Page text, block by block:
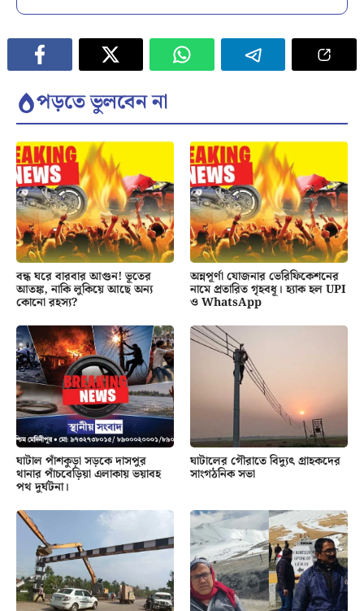
পড়তে ভুলবেন না
বন্ধ ঘরে বারবার আগুন! ভূতের
আতঙ্ক, নাকি লুকিয়ে আছে অন্য
কোনো রহস্য?
অন্নপূর্ণা যোজনার ভেরিফিকেশনের
নামে প্রতারিত গৃহবধূ। হ্যাক হল UPI
ও WhatsApp
ঘাটাল পাঁশকুড়া সড়কে দাসপুর
থানার পাঁচবেড়িয়া এলাকায় ভয়াবহ
পথ দুর্ঘটনা।
ঘাটালের গৌরাতে বিদ্যুৎ গ্রাহকদের
সাংগঠনিক সভা